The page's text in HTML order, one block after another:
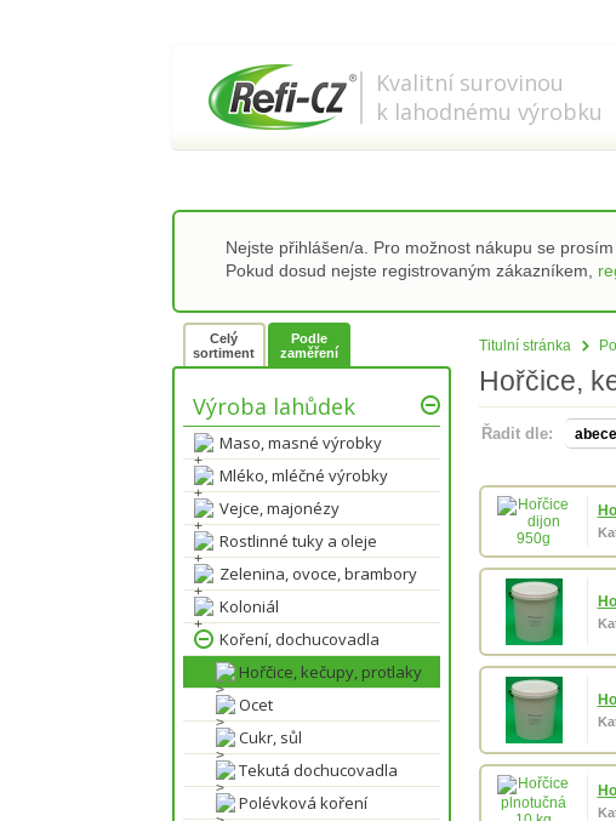
Kvalitní surovinou
k lahodnému výrobku
Nejste přihlášen/a. Pro možnost nákupu se prosím
Pokud dosud nejste registrovaným zákazníkem,
Titulní stránka
Hořčice,
Řadit dle:
Celý
sortiment
Podle
zaměření
Výroba lahůdek
Maso, masné výrobky
Mléko, mléčné výrobky
Vejce, majonézy
Rostlinné tuky a oleje
Zelenina, ovoce, brambory
Koloniál
Koření, dochucovadla
Hořčice, kečupy, protlaky
Ocet
Cukr, sůl
Tekutá dochucovadla
Polévková koření